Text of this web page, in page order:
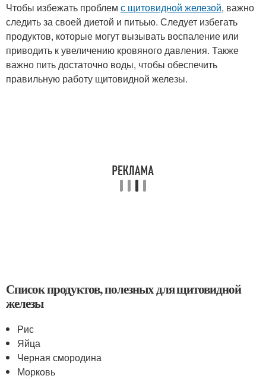
Чтобы избежать проблем с щитовидной железой, важно
следить за своей диетой и питьью. Следует избегать
продуктов, которые могут вызывать воспаление или
приводить к увеличению кровяного давления. Также
важно пить достаточно воды, чтобы обеспечить
правильную работу щитовидной железы.
Список продуктов, полезных для щитовидной
железы
Рис
Яйца
Черная смородина
Морковь